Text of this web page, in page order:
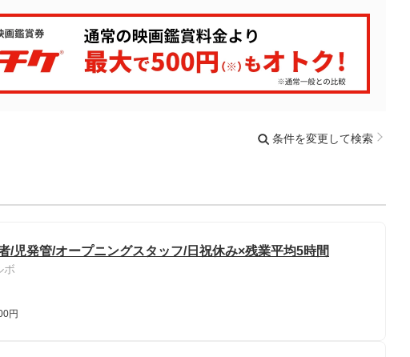
条件を変更して検索
/児発管/オープニングスタッフ/日祝休み×残業平均5時間
ボ
円